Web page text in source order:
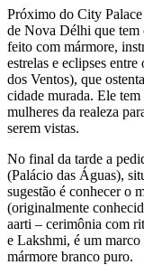
Próximo do City
de Nova Délhi que tem
feito com mármore,
estrelas e eclipses
dos Ventos), que
ci­dade murada. Ele tem
mulheres da realeza
serem vistas.
No final da tarde a
(Palácio das Águas),
sugestão é conhecer o
(originalmente
aarti – cerimônia com
e Lakshmi, é um
mármore branco puro.